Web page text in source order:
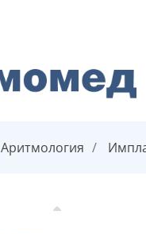
Аритмология